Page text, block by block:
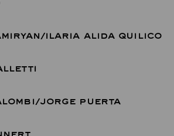
/ILARIA ALIDA QUILICO
/JORGE PUERTA